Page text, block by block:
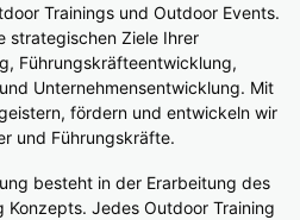
Trainings und Outdoor Events.
strategischen Ziele Ihrer
Führungskräfteentwicklung,
Unternehmensentwicklung. Mit
fördern und entwickeln wir
und Führungskräfte.
besteht in der Erarbeitung des
Konzepts. Jedes Outdoor Training